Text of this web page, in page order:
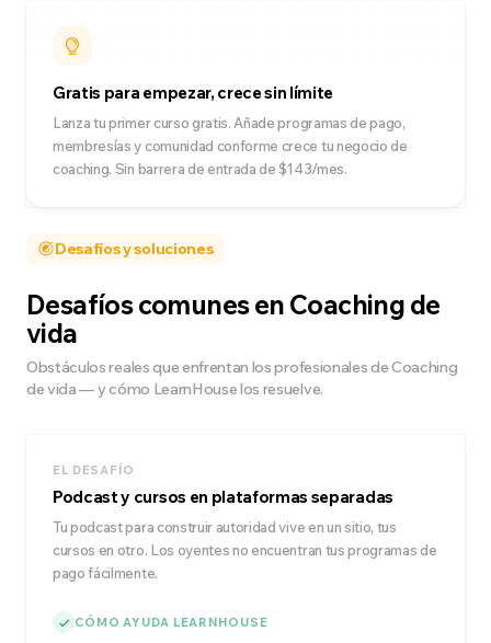
Gratis para empezar, crece sin límite
Lanza tu primer curso gratis. Añade programas de pago,
membresías y comunidad conforme crece tu negocio de
coaching. Sin barrera de entrada de $143/mes.
Desafíos y soluciones
Desafíos comunes en Coaching de
vida
Obstáculos reales que enfrentan los profesionales de Coaching
de vida — y cómo LearnHouse los resuelve.
EL DESAFÍO
Podcast y cursos en plataformas separadas
Tu podcast para construir autoridad vive en un sitio, tus
cursos en otro. Los oyentes no encuentran tus programas de
pago fácilmente.
CÓMO AYUDA LEARNHOUSE